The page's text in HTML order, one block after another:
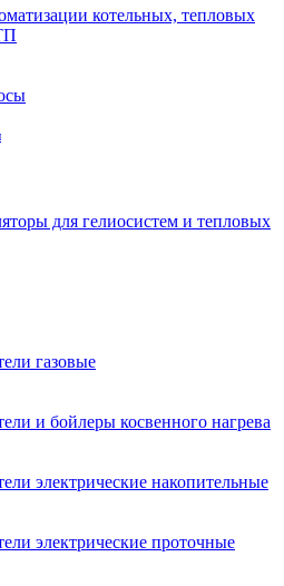
котельных, тепловых
для гелиосистем и тепловых
газовые
и бойлеры косвенного нагрева
электрические накопительные
электрические проточные